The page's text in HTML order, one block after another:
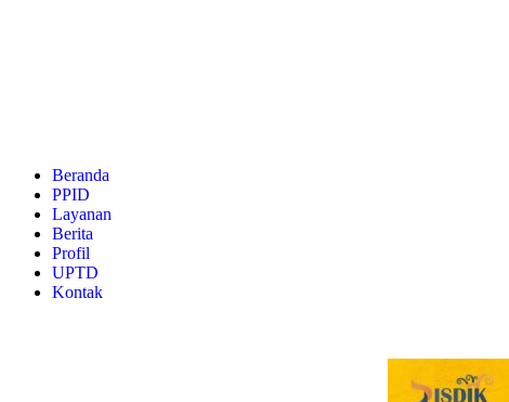
Beranda
PPID
Layanan
Berita
Profil
UPTD
Kontak